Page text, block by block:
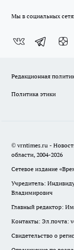
Мы в социальных
Редакционная
Политика этики
© vrntimes.ru -
области, 2004-2026
Сетевое издание
Учредитель:
Владимирович
Главный редактор:
Контакты: Эл.почта:
Свидетельство о